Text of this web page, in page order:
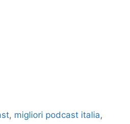
, migliori podcast italia,